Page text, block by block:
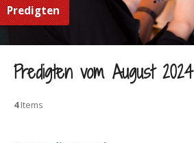
Predigten
Predigten vom August 2024
4Items